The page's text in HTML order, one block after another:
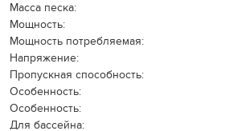
Масса песка:
Мощность:
Мощность потребляемая:
Напряжение:
Пропускная способность:
Особенность:
Особенность:
Для бассейна: